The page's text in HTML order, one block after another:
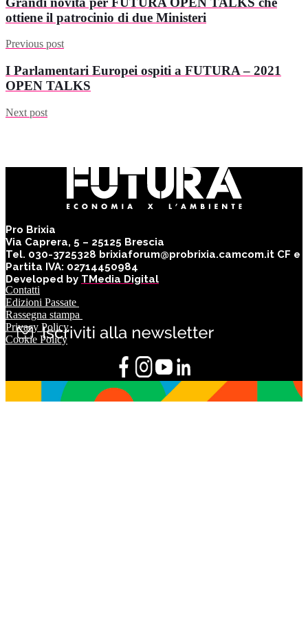
ottiene il patrocinio di due Ministeri
Previous post
I Parlamentari Europei ospiti a FUTURA – 2021
OPEN TALKS
Next post
Pro Brixia
Via Caprera, 5 – 25125 Brescia
Tel. 030-3725328 brixiaforum@probrixia.camcom.it CF e
Partita IVA: 02714450984
Developed by TMedia Digital
Contatti
Edizioni Passate
Rassegna stampa
Privacy Policy
Cookie Policy